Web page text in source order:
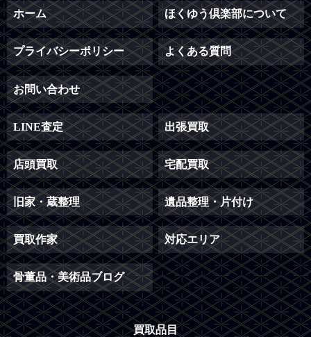
ホーム ほくゆう倶楽部について
プライバシーポリシー よくある質問
お問い合わせ
LINE査定 出張買取
店頭買取 宅配買取
旧家・蔵整理 遺品整理・片付け
買取作家 対応エリア
骨董品・美術品ブログ
買取品目